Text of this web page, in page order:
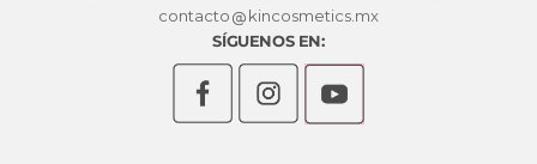
contacto
kincosmetics.mx
SÍGUENOS EN: